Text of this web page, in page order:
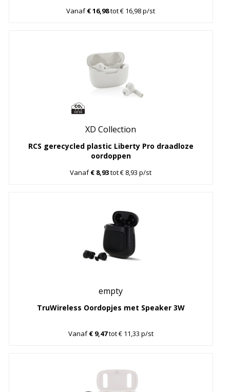
Vanaf€ 16,98tot € 16,98 p/st
XD Collection
RCS gerecycled plastic Liberty Pro draadloze
oordoppen
Vanaf€ 8,93tot € 8,93 p/st
empty
TruWireless Oordopjes met Speaker 3W
Vanaf€ 9,47tot € 11,33 p/st